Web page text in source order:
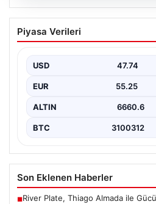
07.08.2026
DAP Yapı’dan bir ilk!
güvencesi Dap
{"title": "DAP Yapı’dan Bir İlk:
Piyasa Verileri
USD 47.74
EUR 55.25
ALTIN 6660.6
BTC 3100312
Son Eklenen Haberler
■River Plate, Thiago Almada ile